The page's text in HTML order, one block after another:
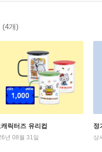
(4개)
릭터즈 유리컵
년 08월 31일
정
상